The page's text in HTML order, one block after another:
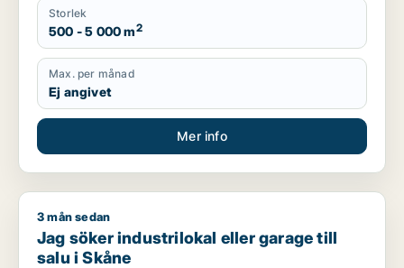
Storlek
500 - 5 000 m2
Max. per månad
Ej angivet
Mer info
Jag söker industrilokal eller garage till salu i Skåne
3 mån sedan
Jag söker industrilokal eller garage till
salu i Skåne